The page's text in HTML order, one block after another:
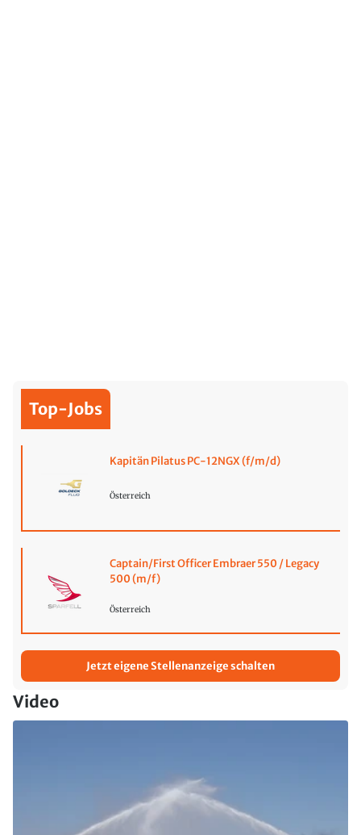
Top-Jobs
Kapitän Pilatus PC-12NGX (f/m/d)
Österreich
Captain/First Officer Embraer 550 / Legacy
500 (m/f)
Österreich
Jetzt eigene Stellenanzeige schalten
Video